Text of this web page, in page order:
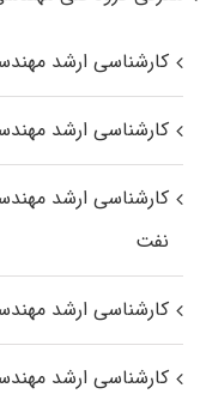
کارشناسی ارشد
کارشناسی ارشد
کارشناسی ارشد
نفت
کارشناسی ارشد
کارشناسی ارشد